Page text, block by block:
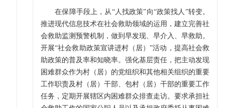
在保障手段上，从“人找政策”向“政策找人”转变。
推进现代信息技术在社会救助领域的运用，建立完善社
会救助监测预警机制，做到早发现、早介入、早救助。
开展“社会救助政策宣讲进村（居）”活动，提高社会救
助政策的普及率和知晓率。强化基层责任，把主动发现
困难群众作为村（居）的党组织和其他相关组织的重要
工作职责及村（居）干部、包村（居）干部的重要工作
任务，定期开展辖区内困难群众排查走访。要求承担社